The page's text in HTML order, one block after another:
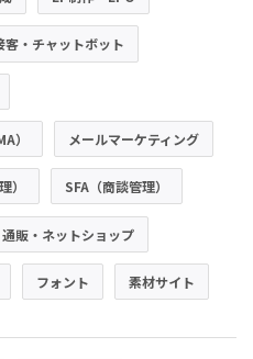
客・チャットボット
） メールマーケティング
） SFA（商談管理）
通販・ネットショップ
フォント 素材サイト